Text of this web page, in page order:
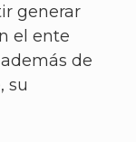
generar
el ente
de
su